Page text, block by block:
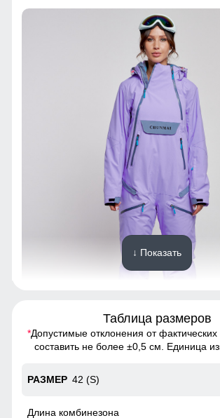
Благодаря универсальной комбинезон,
девушкам и женщинам с различным
Водонепроницаемость: 10 000
Ткань куртки обработана
↓ Показать
Таблица размеров
*Допустимые отклонения от фактических
составить не более ±0,5 см. Единица
42 (S)